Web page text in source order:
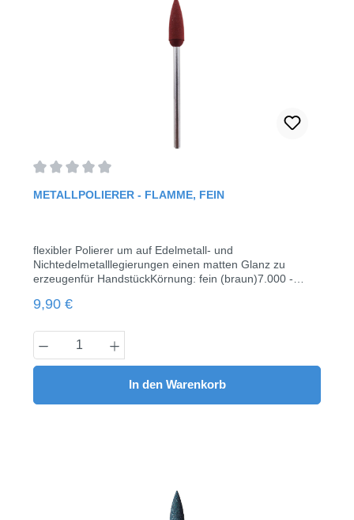
METALLPOLIERER - FLAMME, FEIN
flexibler Polierer um auf Edelmetall- und
Nichtedelmetalllegierungen einen matten Glanz zu
erzeugenfür HandstückKörnung: fein (braun)7.000 -
0555 Stück / Pack
Regulärer Preis:
9,90 €
Produkt Anzahl: Gib den gewünschten
In den Warenkorb